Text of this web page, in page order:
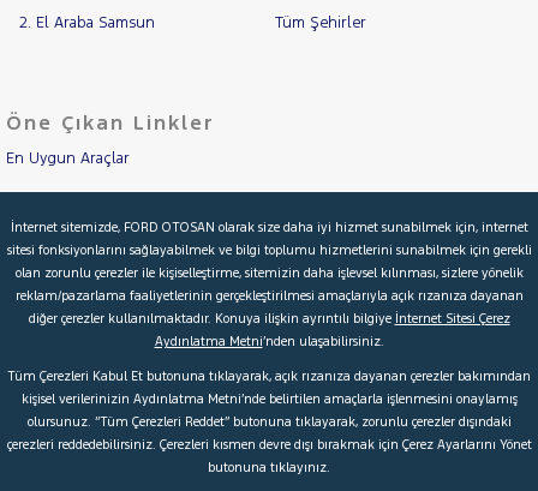
2. El Araba Samsun Tüm Şehirler
Öne Çıkan Linkler
En Uygun Araçlar
İkinci El Garanti
Kampanyalar
Kredi Hesaplama & Başvuru
© 2026 Ford Türkiye Ford Kurumsal Hakkımızda
Şartlar & Kişisel Verilerin Korunması S.S.S.
İnternet sitemizde, FORD OTOSAN olarak size daha iyi hizmet sunabilmek için, internet
sitesi fonksiyonlarını sağlayabilmek ve bilgi toplumu hizmetlerini sunabilmek için gerekli
olan zorunlu çerezler ile kişiselleştirme, sitemizin daha işlevsel kılınması, sizlere yönelik
reklam/pazarlama faaliyetlerinin gerçekleştirilmesi amaçlarıyla açık rızanıza dayanan
diğer çerezler kullanılmaktadır. Konuya ilişkin ayrıntılı bilgiye İnternet Sitesi Çerez
Aydınlatma Metni’nden ulaşabilirsiniz.
Tüm Çerezleri Kabul Et butonuna tıklayarak, açık rızanıza dayanan çerezler bakımından
kişisel verilerinizin Aydınlatma Metni’nde belirtilen amaçlarla işlenmesini onaylamış
olursunuz. “Tüm Çerezleri Reddet” butonuna tıklayarak, zorunlu çerezler dışındaki
çerezleri reddedebilirsiniz. Çerezleri kısmen devre dışı bırakmak için Çerez Ayarlarını Yönet
butonuna tıklayınız.